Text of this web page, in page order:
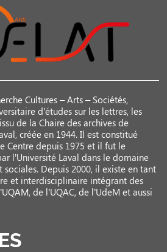
Cultures – Arts – Sociétés,
d’études sur les lettres, les
de la Chaire des archives de
créée en 1944. Il est constitué
Centre depuis 1975 et il fut le
l’Université Laval dans le domaine
sociales. Depuis 2000, il existe en tant
et interdisciplinaire intégrant des
de l’UQAC, de l’UdeM et aussi